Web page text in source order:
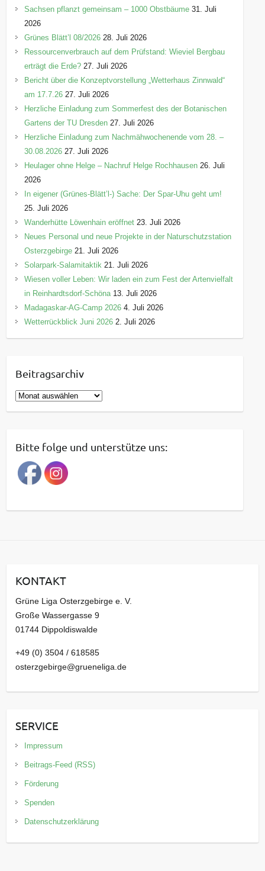
r
e
n
Sachsen pflanzt gemeinsam – 1000 Obstbäume 31. Juli
2026
Grünes Blätt’l 08/2026 28. Juli 2026
Ressourcenverbrauch auf dem Prüfstand: Wieviel Bergbau
erträgt die Erde? 27. Juli 2026
Bericht über die Konzeptvorstellung „Wetterhaus Zinnwald“
am 17.7.26 27. Juli 2026
Herzliche Einladung zum Sommerfest des der Botanischen
Gartens der TU Dresden 27. Juli 2026
Herzliche Einladung zum Nachmähwochenende vom 28. –
30.08.2026 27. Juli 2026
Heulager ohne Helge – Nachruf Helge Rochhausen 26. Juli
2026
In eigener (Grünes-Blätt’l-) Sache: Der Spar-Uhu geht um!
25. Juli 2026
Wanderhütte Löwenhain eröffnet 23. Juli 2026
Neues Personal und neue Projekte in der Naturschutzstation
Osterzgebirge 21. Juli 2026
Solarpark-Salamitaktik 21. Juli 2026
Wiesen voller Leben: Wir laden ein zum Fest der Artenvielfalt
in Reinhardtsdorf-Schöna 13. Juli 2026
Madagaskar-AG-Camp 2026 4. Juli 2026
Wetterrückblick Juni 2026 2. Juli 2026
Beitragsarchiv
B
e
r
a
g
a
v
Bitte folge und unterstütze uns:
KONTAKT
Grüne Liga Osterzgebirge e. V.
Große Wassergasse 9
01744 Dippoldiswalde
+49 (0) 3504 / 618585
osterzgebirge@grueneliga.de
SERVICE
Impressum
Beitrags-Feed (RSS)
Förderung
Spenden
Datenschutzerklärung